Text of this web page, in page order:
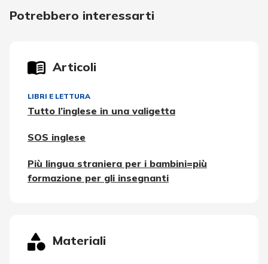
Potrebbero interessarti
Articoli
LIBRI E LETTURA
Tutto l’inglese in una valigetta
SOS inglese
Più lingua straniera per i bambini=più
formazione per gli insegnanti
Materiali